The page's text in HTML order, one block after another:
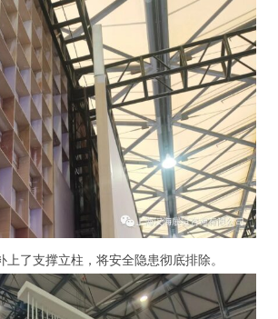
了支撑立柱，将安全隐患彻底排除。